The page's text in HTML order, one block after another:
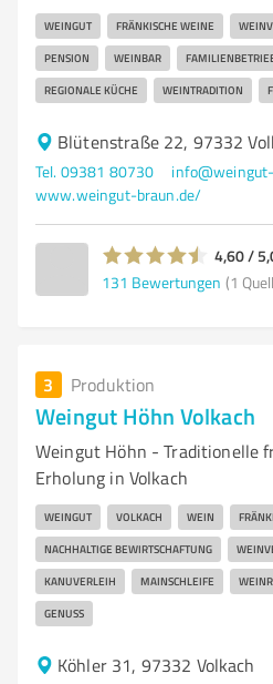
WEINGUT FRÄNKISCHE WEINE
PENSION WEINBAR
REGIONALE KÜCHE WEINTRADITION
Blütenstraße 22, 97332
Tel. 09381 80730
www.weingut-braun.de/
4,60 /
131 Bewertungen (1
3 Produktion
Weingut Höhn Volkach
Weingut Höhn - Traditionelle
Erholung in Volkach
WEINGUT VOLKACH WEIN
NACHHALTIGE BEWIRTSCHAFTUNG
KANUVERLEIH MAINSCHLEIFE
GENUSS
Köhler 31, 97332 Volkach